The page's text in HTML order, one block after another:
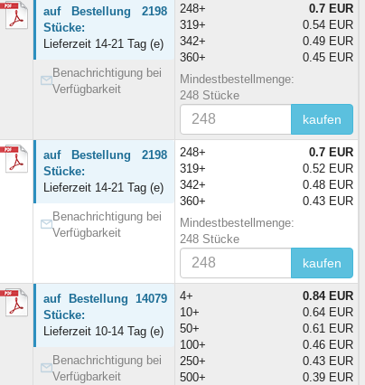
auf Bestellung 2198
Stücke:
Lieferzeit 14-21 Tag (e)
Benachrichtigung bei
Verfügbarkeit
248+
0.7 EUR
319+
0.54 EUR
342+
0.49 EUR
360+
0.45 EUR
Mindestbestellmenge:
248 Stücke
kaufen
auf Bestellung 2198
Stücke:
Lieferzeit 14-21 Tag (e)
Benachrichtigung bei
Verfügbarkeit
248+
0.7 EUR
319+
0.52 EUR
342+
0.48 EUR
360+
0.43 EUR
Mindestbestellmenge:
248 Stücke
kaufen
auf Bestellung 14079
Stücke:
Lieferzeit 10-14 Tag (e)
Benachrichtigung bei
Verfügbarkeit
4+
0.84 EUR
10+
0.64 EUR
50+
0.61 EUR
100+
0.46 EUR
250+
0.43 EUR
500+
0.39 EUR